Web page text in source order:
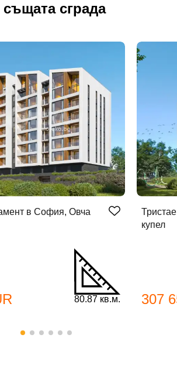
сграда
в София, Овча
80.87 кв.м.
купел
307